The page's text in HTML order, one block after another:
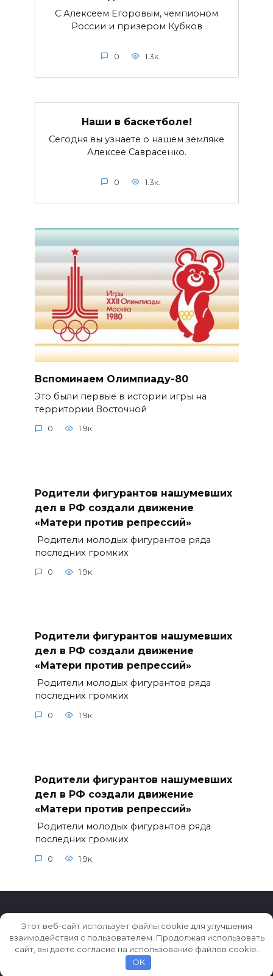
С Алексеем Егоровым, чемпионом
России и призером Кубков
0 1.3к.
Наши в баскетболе!
Сегодня вы узнаете о нашем земляке
Алексее Саврасенко.
0 1.3к.
Вспоминаем Олимпиаду-80
Это были первые в истории игры на
территории Восточной
0 1.9к.
Родители фигурантов нашумевших
дел в РФ создали движение
«Матери против репрессий»
Родители молодых фигурантов ряда
последних громких
0 1.9к.
Родители фигурантов нашумевших
дел в РФ создали движение
«Матери против репрессий»
Родители молодых фигурантов ряда
последних громких
0 1.9к.
Родители фигурантов нашумевших
дел в РФ создали движение
«Матери против репрессий»
Родители молодых фигурантов ряда
последних громких
0 1.9к.
© 2026 Истории ★ Новости ★ Факты ★ Очерки
Этот веб-сайт использует файлы cookie для улучшения
взаимодействия с пользователем. Продолжая использовать
сайт, вы даете согласие на использование файлов cookie.
OK